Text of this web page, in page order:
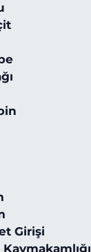
Girişi